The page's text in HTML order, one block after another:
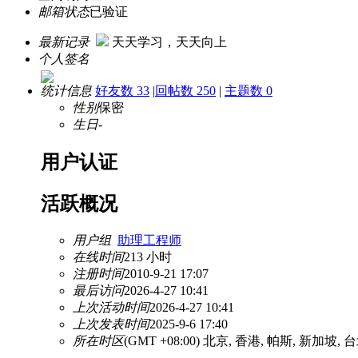
邮箱状态已验证
最新记录
天天学习，天天向上
个人签名
统计信息 好友数 33 |回帖数 250 | 主题数 0
性别保密
生日-
用户认证
活跃概况
用户组 助理工程师
在线时间213 小时
注册时间2010-9-21 17:07
最后访问2026-4-27 10:41
上次活动时间2026-4-27 10:41
上次发表时间2025-9-6 17:40
所在时区(GMT +08:00) 北京, 香港, 帕斯, 新加坡,